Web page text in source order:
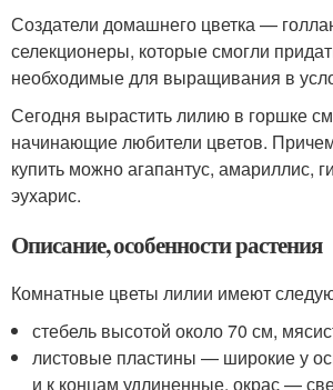
Создатели домашнего цветка —
селекционеры, которые смогли
необходимые для выращивания в
Сегодня вырастить лилию в горшке
начинающие любители цветов.
купить можно агапантус, амариллис,
эухарис.
Описание, особенности растения
Комнатные цветы лилии имеют
стебель высотой около 70 см,
листовые пластины — широкие у
и к концам удлиненные, окрас —